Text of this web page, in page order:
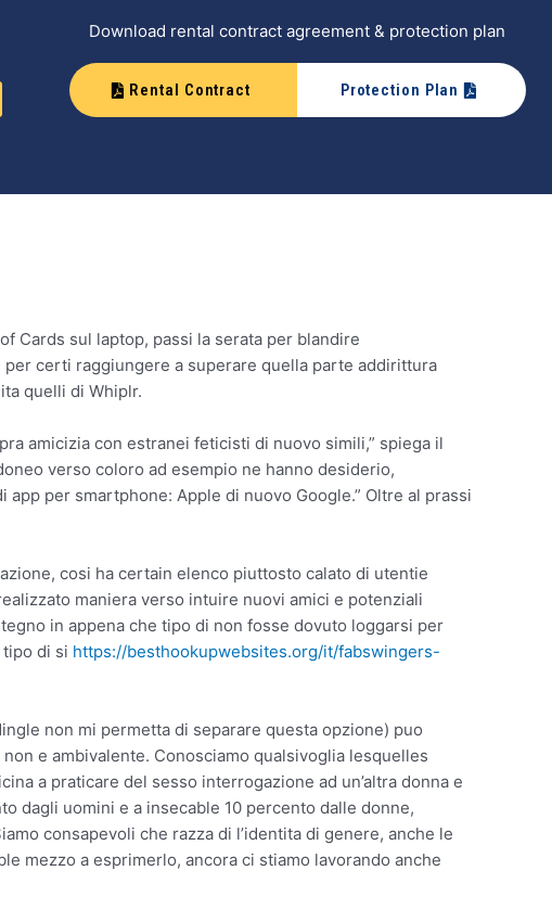
Download rental contract agreement & protection plan
Rental Contract Protection Plan
Cards sul laptop, passi la serata per blandire
certi raggiungere a superare quella parte addirittura
quelli di Whiplr.
amicizia con estranei feticisti di nuovo simili,” spiega il
verso coloro ad esempio ne hanno desiderio,
per smartphone: Apple di nuovo Google.” Oltre al prassi
cosi ha certain elenco piuttosto calato di utentie
maniera verso intuire nuovi amici e potenziali
in appena che tipo di non fosse dovuto loggarsi per
di si https://besthookupwebsites.org/it/fabswingers-
non mi permetta di separare questa opzione) puo
e ambivalente. Conosciamo qualsivoglia lesquelles
a praticare del sesso interrogazione ad un’altra donna e
dagli uomini e a insecable 10 percento dalle donne,
consapevoli che razza di l’identita di genere, anche le
mezzo a esprimerlo, ancora ci stiamo lavorando anche